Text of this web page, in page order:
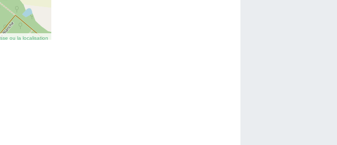
ou la localisation